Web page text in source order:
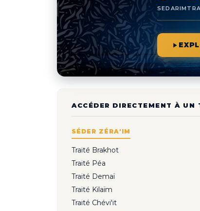
SEDARIM
ACCÉDER DIRECTEMENT À UN
SÉDER ZÉRA'IM
Traité Brakhot
Traité Péa
Traité Demaï
Traité Kilaïm
Traité Chévi'it